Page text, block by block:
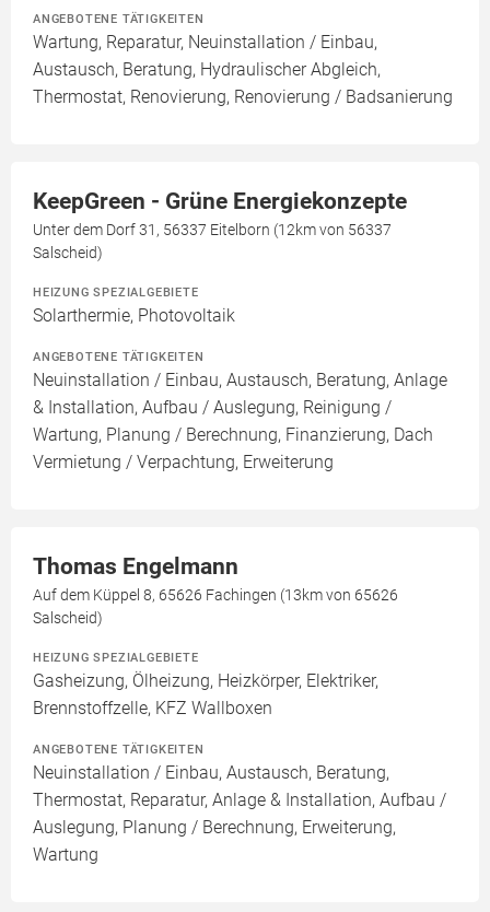
ANGEBOTENE TÄTIGKEITEN
Wartung, Reparatur, Neuinstallation / Einbau,
Austausch, Beratung, Hydraulischer Abgleich,
Thermostat, Renovierung, Renovierung / Badsanierung
KeepGreen - Grüne Energiekonzepte
Unter dem Dorf 31, 56337 Eitelborn (12km von 56337
Salscheid)
HEIZUNG SPEZIALGEBIETE
Solarthermie, Photovoltaik
ANGEBOTENE TÄTIGKEITEN
Neuinstallation / Einbau, Austausch, Beratung, Anlage
& Installation, Aufbau / Auslegung, Reinigung /
Wartung, Planung / Berechnung, Finanzierung, Dach
Vermietung / Verpachtung, Erweiterung
Thomas Engelmann
Auf dem Küppel 8, 65626 Fachingen (13km von 65626
Salscheid)
HEIZUNG SPEZIALGEBIETE
Gasheizung, Ölheizung, Heizkörper, Elektriker,
Brennstoffzelle, KFZ Wallboxen
ANGEBOTENE TÄTIGKEITEN
Neuinstallation / Einbau, Austausch, Beratung,
Thermostat, Reparatur, Anlage & Installation, Aufbau /
Auslegung, Planung / Berechnung, Erweiterung,
Wartung